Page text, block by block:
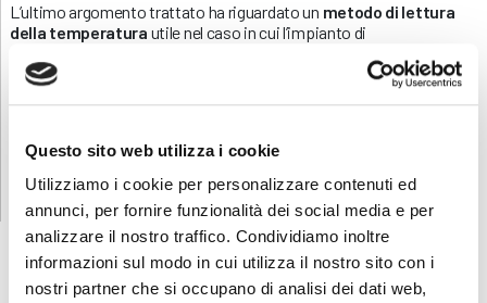
Questo sito web utilizza i cookie
Utilizziamo i cookie per personalizzare contenuti ed
annunci, per fornire funzionalità dei social media e per
analizzare il nostro traffico. Condividiamo inoltre
informazioni sul modo in cui utilizza il nostro sito con i
nostri partner che si occupano di analisi dei dati web,
L’ultimo argomento trattato ha riguardato un metodo di lettura
della temperatura utile nel caso in cui l’impianto di
Per effettuare questa analisi, si utilizza una
sonda termica, con la
quale viene sviluppata unatabella di misurazionedelle
che l’impianto sia stato acceso per almeno 20 minuti, permettendo
così al gas refrigerante di raggiungere una temperatura uniforme
all’interno del sistema.
ABFNEWS